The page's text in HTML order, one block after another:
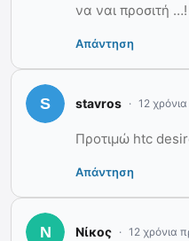
να ναι προσιτή …!
Απάντηση
stavros 12 χρόνια
Προτιμώ htc
Απάντηση
Νίκος 12 χρόνια